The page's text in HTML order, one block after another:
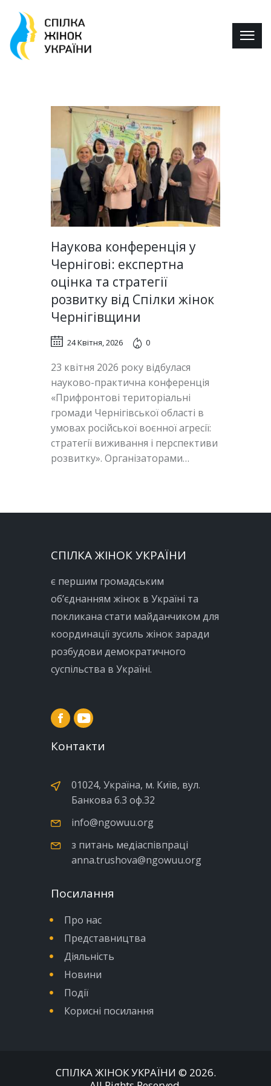
Наукова конференція у
Чернігові: експертна
оцінка та стратегії
розвитку від Спілки жінок
Чернігівщини
24 Квітня, 2026 0
23 квітня 2026 року відбулася
науково-практична конференція
«Прифронтові територіальні
громади Чернігівської області в
умовах російської воєнної агресії:
стратегії виживання і перспективи
розвитку». Організаторами…
СПІЛКА ЖІНОК УКРАЇНИ
є першим громадським
об’єднанням жінок в Україні та
покликана стати майданчиком для
координації зусиль жінок заради
розбудови демократичного
суспільства в Україні.
Контакти
01024, Україна, м. Київ, вул.
Банкова б.3 оф.32
info@ngowuu.org
з питань медіаспівпраці
anna.trushova@ngowuu.org
Посилання
Про нас
Представництва
Діяльність
Новини
Події
Корисні посилання
СПІЛКА ЖІНОК УКРАЇНИ © 2026.